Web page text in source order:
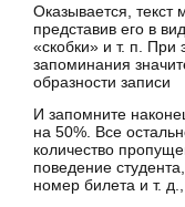
Оказывается, текст
представив его в
«скобки» и т. п. При
запоминания
образности записи
И запомните
на 50%. Все
количество
поведение
номер билета и т.